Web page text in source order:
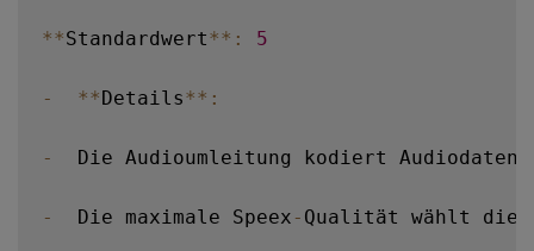
**Standardwert** : 5
- **Details** :
-
Die Audioumleitung kodiert Audiodaten
-
  Die maximale Speex
- Qualität wählt die